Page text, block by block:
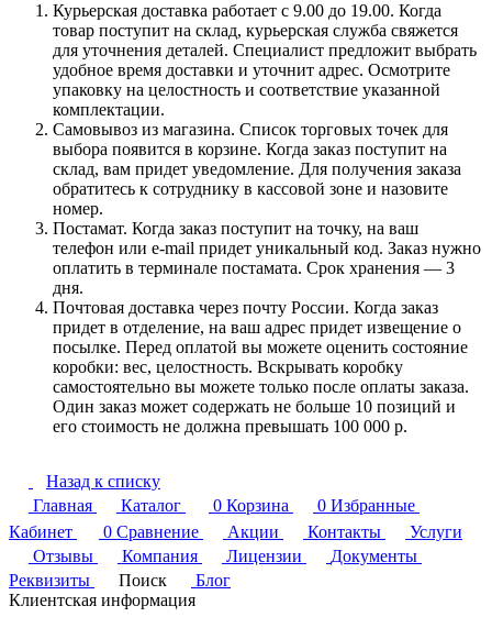
Курьерская доставка работает с 9.00 до 19.00. Когда
товар поступит на склад, курьерская служба свяжется
для уточнения деталей. Специалист предложит выбрать
удобное время доставки и уточнит адрес. Осмотрите
упаковку на целостность и соответствие указанной
комплектации.
Самовывоз из магазина. Список торговых точек для
выбора появится в корзине. Когда заказ поступит на
склад, вам придет уведомление. Для получения заказа
обратитесь к сотруднику в кассовой зоне и назовите
номер.
Постамат. Когда заказ поступит на точку, на ваш
телефон или e-mail придет уникальный код. Заказ нужно
оплатить в терминале постамата. Срок хранения — 3
дня.
Почтовая доставка через почту России. Когда заказ
придет в отделение, на ваш адрес придет извещение о
посылке. Перед оплатой вы можете оценить состояние
коробки: вес, целостность. Вскрывать коробку
самостоятельно вы можете только после оплаты заказа.
Один заказ может содержать не больше 10 позиций и
его стоимость не должна превышать 100 000 р.
Назад к списку
Главная
Каталог 0 Корзина 0 Избранные
Кабинет
0 Сравнение Акции Контакты
Услуги
Отзывы
Компания Лицензии
Документы
Реквизиты
Поиск
Блог
Клиентская информация